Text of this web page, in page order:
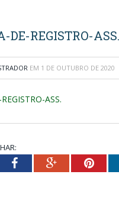
DE-REGISTRO-ASS.
EM 1 DE OUTUBRO DE 2020
ASS.
FacebookGoogle+